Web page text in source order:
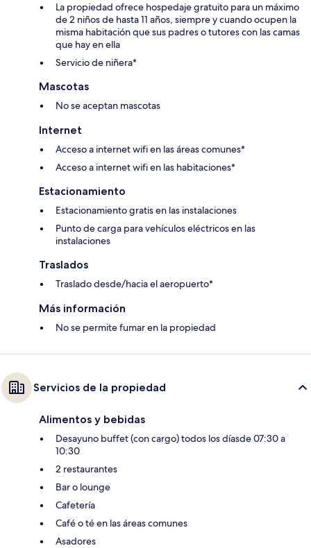
La propiedad ofrece hospedaje gratuito para un máximo
de 2 niños de hasta 11 años, siempre y cuando ocupen la
misma habitación que sus padres o tutores con las camas
que hay en ella
Servicio de niñera*
Mascotas
No se aceptan mascotas
Internet
Acceso a internet wifi en las áreas comunes*
Acceso a internet wifi en las habitaciones*
Estacionamiento
Estacionamiento gratis en las instalaciones
Punto de carga para vehículos eléctricos en las
instalaciones
Traslados
Traslado desde/hacia el aeropuerto*
Más información
No se permite fumar en la propiedad
Servicios de la propiedad
Alimentos y bebidas
Desayuno buffet (con cargo) todos los díasde 07:30 a
10:30
2 restaurantes
Bar o lounge
Cafetería
Café o té en las áreas comunes
Asadores